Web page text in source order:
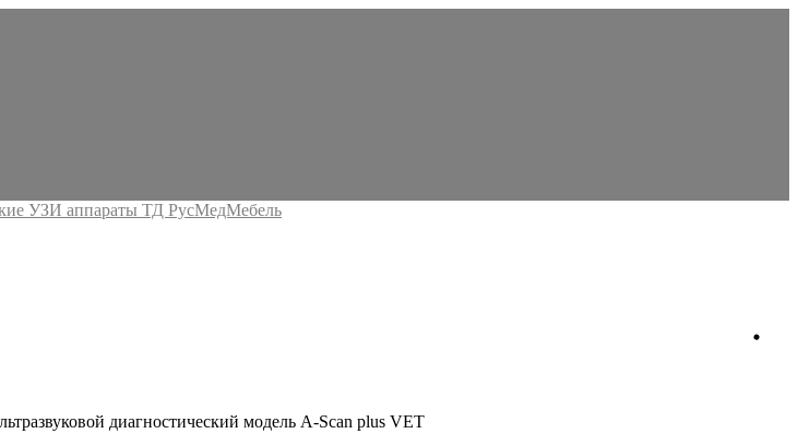
диагностический модель A-Scan plus VET